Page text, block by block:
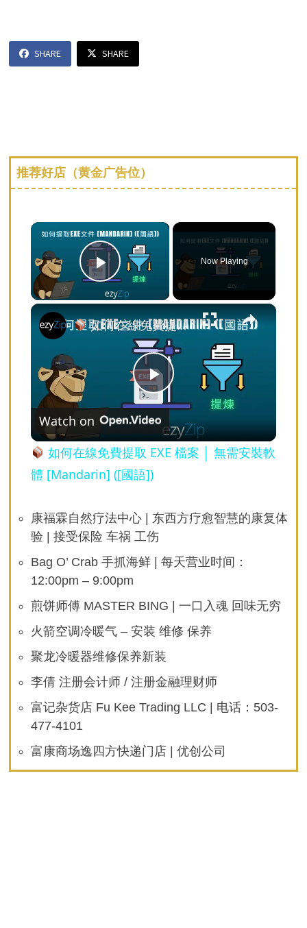
SHARE SHARE
推荐好店（黄金广告位）
×
Play Video
Now Playing
×
Play
Video
如何在線免費提取 EXE 檔案 │ 無需安裝軟體 [Mandarin] ([國語])
Watch on
如何在線免費提取 EXE 檔案 │ 無需安裝軟
體 [Mandarin] ([國語])
康福霖自然疗法中心 | 东西方疗愈智慧的康复体
验 | 接受保险 车祸 工伤
Bag O’ Crab 手抓海鲜 | 每天营业时间：
12:00pm – 9:00pm
煎饼师傅 MASTER BING | 一口入魂 回味无穷
火箭空调冷暖气 – 安装 维修 保养
聚龙冷暖器维修保养新装
李倩 注册会计师 / 注册金融理财师
富记杂货店 Fu Kee Trading LLC | 电话：503-
477-4101
富康商场逸四方快递门店 | 优创公司